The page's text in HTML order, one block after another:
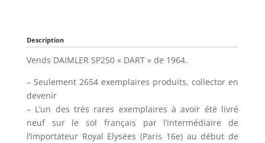
Description
Vends DAIMLER SP250 « DART » de 1964.
– Seulement 2654 exemplaires produits, collector en
devenir
– L’un des très rares exemplaires à avoir été livré
neuf sur le sol français par l’intermédiaire de
l’importateur Royal Elysées (Paris 16e) au début de